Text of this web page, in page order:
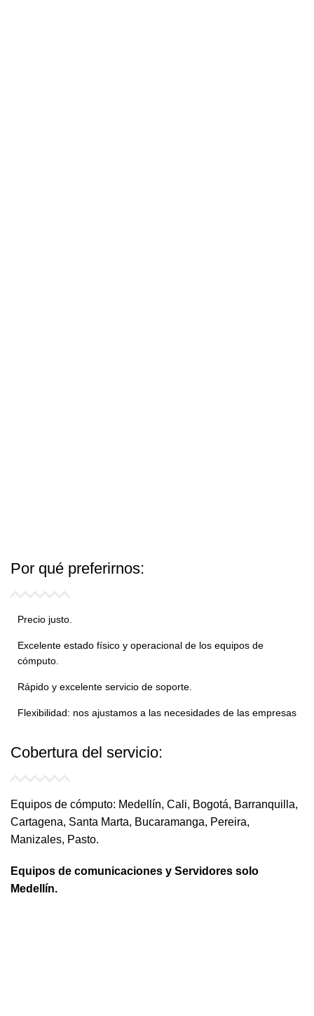
Por qué preferirnos:
Precio justo.
Excelente estado físico y operacional de los equipos de
cómputo.
Rápido y excelente servicio de soporte.
Flexibilidad: nos ajustamos a las necesidades de las empresas
Cobertura del servicio:
Equipos de cómputo: Medellín, Cali, Bogotá, Barranquilla,
Cartagena, Santa Marta, Bucaramanga, Pereira,
Manizales, Pasto.
Equipos de comunicaciones y Servidores solo
Medellín.